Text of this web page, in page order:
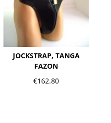
JOCKSTRAP, TANGA
FAZON
€162.80